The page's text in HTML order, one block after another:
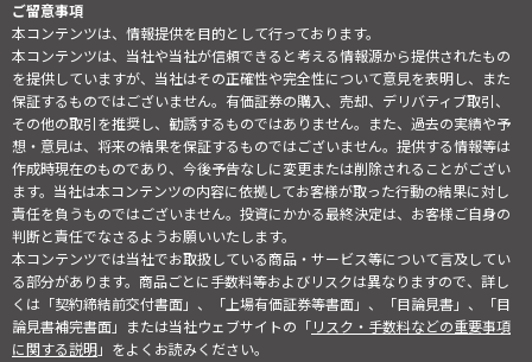
ご留意事項
本コンテンツは、情報提供を目的として行っております。
本コンテンツは、当社や当社が信頼できると考える情報源から提供されたもの
を提供していますが、当社はその正確性や完全性について意見を表明し、また
保証するものではございません。有価証券の購入、売却、デリバティブ取引、
その他の取引を推奨し、勧誘するものではありません。また、過去の実績や予
想・意見は、将来の結果を保証するものではございません。提供する情報等は
作成時現在のものであり、今後予告なしに変更または削除されることがござい
ます。当社は本コンテンツの内容に依拠してお客様が取った行動の結果に対し
責任を負うものではございません。投資にかかる最終決定は、お客様ご自身の
判断と責任でなさるようお願いいたします。
本コンテンツでは当社でお取扱している商品・サービス等について言及してい
る部分があります。商品ごとに手数料等およびリスクは異なりますので、詳し
くは「契約締結前交付書面」、「上場有価証券等書面」、「目論見書」、「目
論見書補完書面」または当社ウェブサイトの「リスク・手数料などの重要事項
に関する説明」をよくお読みください。